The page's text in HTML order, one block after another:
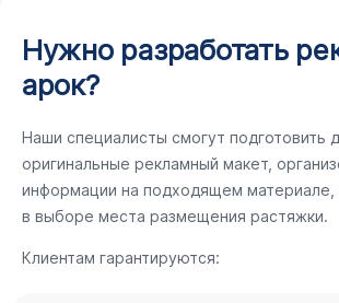
Нужно разработать
арок?
Наши специалисты смогут подготовить
оригинальные рекламный макет,
информации на подходящем материале,
в выборе места размещения растяжки.
Клиентам гарантируются: